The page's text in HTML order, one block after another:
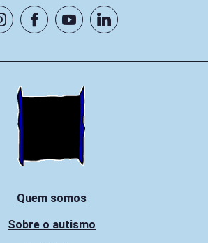
Quem somos
Sobre o autismo